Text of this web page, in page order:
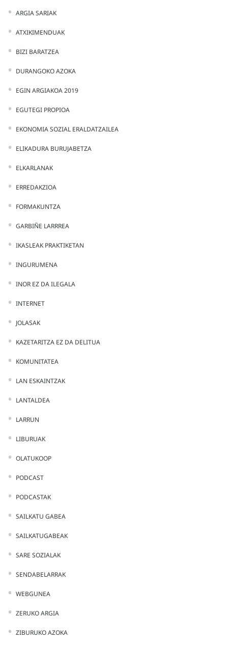
ARGIA SARIAK
ATXIKIMENDUAK
BIZI BARATZEA
DURANGOKO AZOKA
EGIN ARGIAKOA 2019
EGUTEGI PROPIOA
EKONOMIA SOZIAL ERALDATZAILEA
ELIKADURA BURUJABETZA
ELKARLANAK
ERREDAKZIOA
FORMAKUNTZA
GARBIÑE LARRREA
IKASLEAK PRAKTIKETAN
INGURUMENA
INOR EZ DA ILEGALA
INTERNET
JOLASAK
KAZETARITZA EZ DA DELITUA
KOMUNITATEA
LAN ESKAINTZAK
LANTALDEA
LARRUN
LIBURUAK
OLATUKOOP
PODCAST
PODCASTAK
SAILKATU GABEA
SAILKATUGABEAK
SARE SOZIALAK
SENDABELARRAK
WEBGUNEA
ZERUKO ARGIA
ZIBURUKO AZOKA